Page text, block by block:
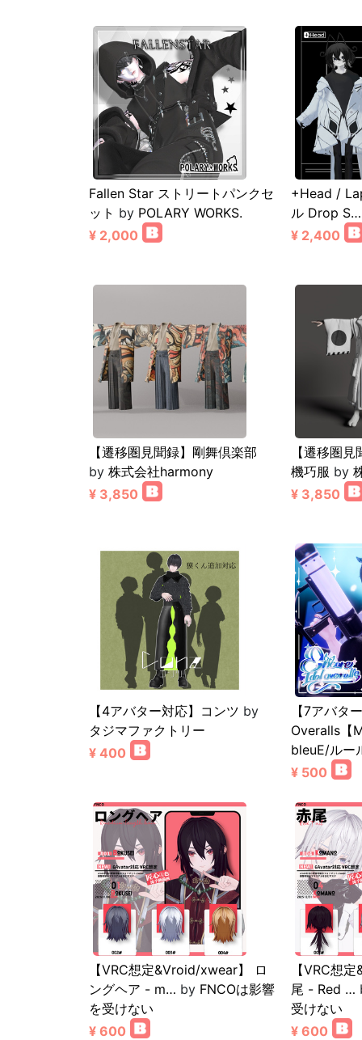
Fallen Star ストリートパンクセ
ット by POLARY WORKS.
¥ 2,000
+Head /
ル Drop S…
¥ 2,400
【遷移圏見聞録】剛舞倶楽部
by 株式会社harmony
¥ 3,850
【遷移圏
機巧服 by
¥ 3,850
【4アバター対応】コンツ by
タジマファクトリー
¥ 400
【7アバタ
Overalls【
bleuE/ルー
¥ 500
【VRC想定&Vroid/xwear】 ロ
ングヘア - m… by FNCOは影響
を受けない
¥ 600
【VRC想
尾 - Red …
受けない
¥ 600